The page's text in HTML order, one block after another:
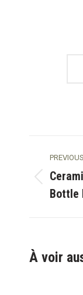
PREVIOUS
project:
Bottle
À voir